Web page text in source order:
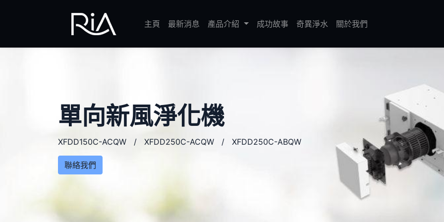
主頁 最新消息 產品介紹 成功故事 奇異淨水 關於我們
單向新風淨化機
XFDD150C-ACQW / XFDD250C-ACQW / XFDD250C-ABQW
聯絡我們